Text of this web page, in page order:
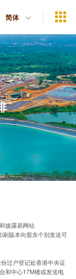
简体  
披露易网站
版本向股东个别发送可
过户登记处香港中央证
和中心17M楼或发送电